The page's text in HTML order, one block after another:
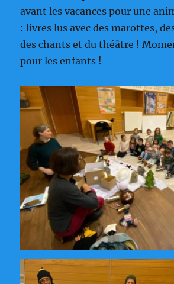
avant les vacances pour une
: livres lus avec des marottes,
des chants et du théâtre !
pour les enfants !